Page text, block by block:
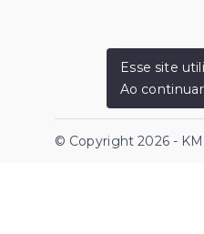
© Copyright 2026 -
Esse site
Ao